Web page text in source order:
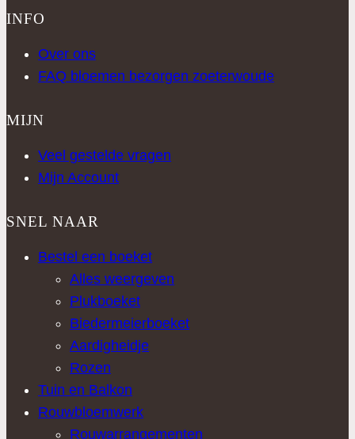
INFO
Over ons
FAQ bloemen bezorgen zoeterwoude
MIJN
Veel gestelde vragen
Mijn Account
SNEL NAAR
Bestel een boeket
Alles weergeven
Plukboeket
Biedermeierboeket
Aardigheidje
Rozen
Tuin en Balkon
Rouwbloemwerk
Rouwarrangementen